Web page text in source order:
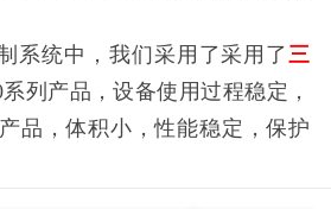
系统中，我们采用了采用了 三
列产品，设备使用过程稳定，
品，体积小，性能稳定，保护